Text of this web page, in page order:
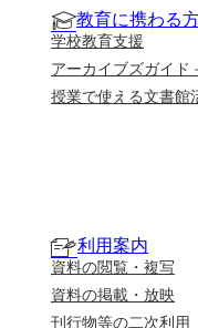
教育に携わる
学校教育支援
アーカイブズガイド
授業で使える文書館
利用案内
資料の閲覧・複写
資料の掲載・放映
刊行物等の二次利用